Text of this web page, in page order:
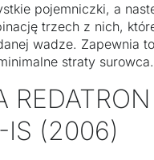
pojemniczki, a
trzech z nich,
wadze. Zapewnia
straty surowca.
(2006)